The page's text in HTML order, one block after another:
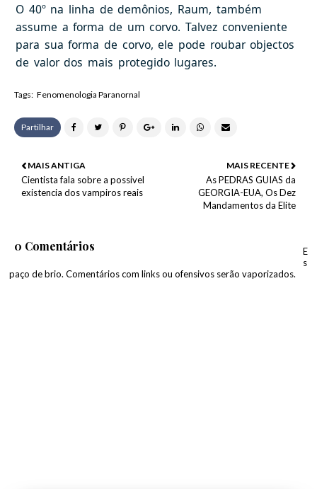
O 40º na linha de demônios, Raum, também
assume a forma de um corvo. Talvez conveniente
para sua forma de corvo, ele pode roubar objectos
de valor dos mais protegido lugares.
Tags: Fenomenologia Paranornal
Partilhar
MAIS RECENTE
As PEDRAS GUIAS da
GEORGIA-EUA, Os Dez
Mandamentos da Elite
MAIS ANTIGA
Cientista fala sobre a possivel
existencia dos vampiros reais
0 Comentários
E
s
paço de brio. Comentários com links ou ofensivos serão vaporizados.